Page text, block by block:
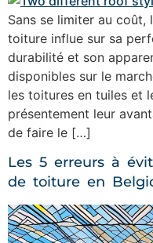
Sans se limiter au
toiture influe sur sa
durabilité et son
disponibles sur le
les toitures en tuiles et
présentement leur
de faire le […]
Les 5 erreurs à
de toiture en